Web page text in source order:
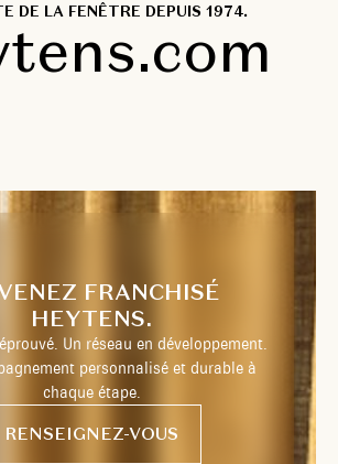
DE LA FENÊTRE DEPUIS 1974.
FRANCHISÉ
HEYTENS.
Un réseau en développement.
personnalisé et durable à
chaque étape.
RENSEIGNEZ-VOUS